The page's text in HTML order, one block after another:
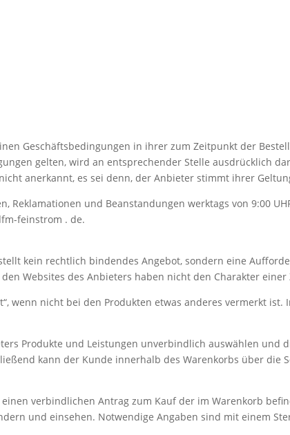
Geschäftsbedingungen in ihrer zum Zeitpunkt der
gelten, wird an entsprechender Stelle ausdrücklich
anerkannt, es sei denn, der Anbieter stimmt ihrer
Reklamationen und Beanstandungen werktags von 9:00
feinstrom . de.
kein rechtlich bindendes Angebot, sondern eine
Websites des Anbieters haben nicht den Charakter
wenn nicht bei den Produkten etwas anderes vermerkt
Produkte und Leistungen unverbindlich auswählen und
kann der Kunde innerhalb des Warenkorbs über die
verbindlichen Antrag zum Kauf der im Warenkorb
und einsehen. Notwendige Angaben sind mit einem